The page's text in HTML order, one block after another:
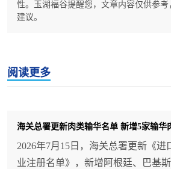
性。玉湖福谷提醒您，文章内容仅供参
建议。
阅读更多
海关总署更新肉类输华名单 新增5家输华
2026年7月15日，海关总署更新《进
业注册名单》，新增阿根廷、巴基斯